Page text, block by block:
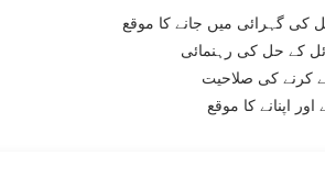
کی گہرائی میں جانے کا موقع
کے حل کی رہنمائی
کرنے کی صلاحیت
اپنانے کا موقع